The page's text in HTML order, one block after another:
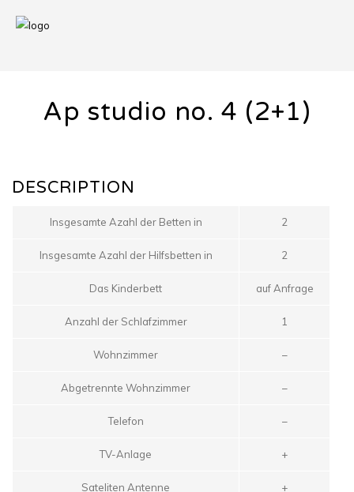
Ap studio no. 4 (2+1)
DESCRIPTION
Insgesamte Azahl der Betten in 2
Insgesamte Azahl der Hilfsbetten in 2
Das Kinderbett auf Anfrage
Anzahl der Schlafzimmer 1
Wohnzimmer –
Abgetrennte Wohnzimmer –
Telefon –
TV-Anlage +
Sateliten Antenne +